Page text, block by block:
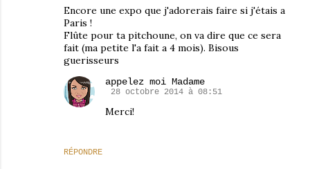
Encore une expo que j'adorerais faire si j'étais a
Paris !
Flûte pour ta pitchoune, on va dire que ce sera
fait (ma petite l'a fait a 4 mois). Bisous
guerisseurs
RÉPONDRE
appelez moi Madame
28 octobre 2014 à 08:51
Merci!